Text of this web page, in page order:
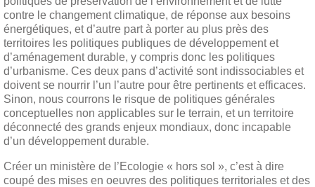
contre le changement climatique, de réponse aux besoins
énergétiques, et d’autre part à porter au plus près des
territoires les politiques publiques de développement et
d’aménagement durable, y compris donc les politiques
d’urbanisme. Ces deux pans d’activité sont indissociables et
doivent se nourrir l’un l’autre pour être pertinents et efficaces.
Sinon, nous courrons le risque de politiques générales
conceptuelles non applicables sur le terrain, et un territoire
déconnecté des grands enjeux mondiaux, donc incapable
d’un développement durable.
Créer un ministère de l’Ecologie « hors sol », c’est à dire
coupé des mises en oeuvres des politiques territoriales et des